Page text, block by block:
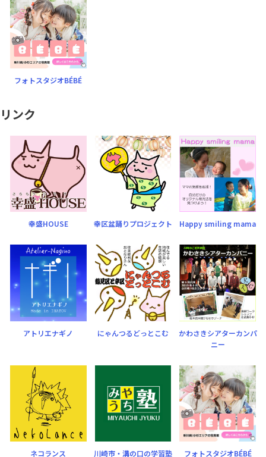
フォトスタジオBÉBÉ
リンク
幸盛HOUSE 幸区盆踊りプロジェクト Happy smiling mama
アトリエナギノ にゃんつるどっとこむ
かわさきシアターカンパ
ニー
ネコランス 川崎市・溝の口の学習塾 フォトスタジオBÉBÉ